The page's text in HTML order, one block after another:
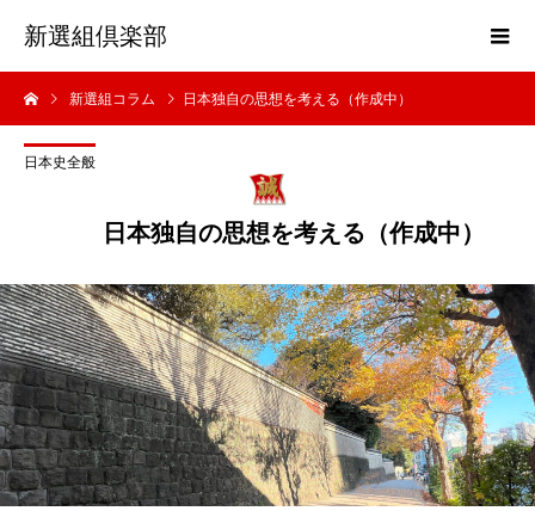
新選組倶楽部
新選組コラム 日本独自の思想を考える（作成中）
日本史全般
日本独自の思想を考える（作成中）